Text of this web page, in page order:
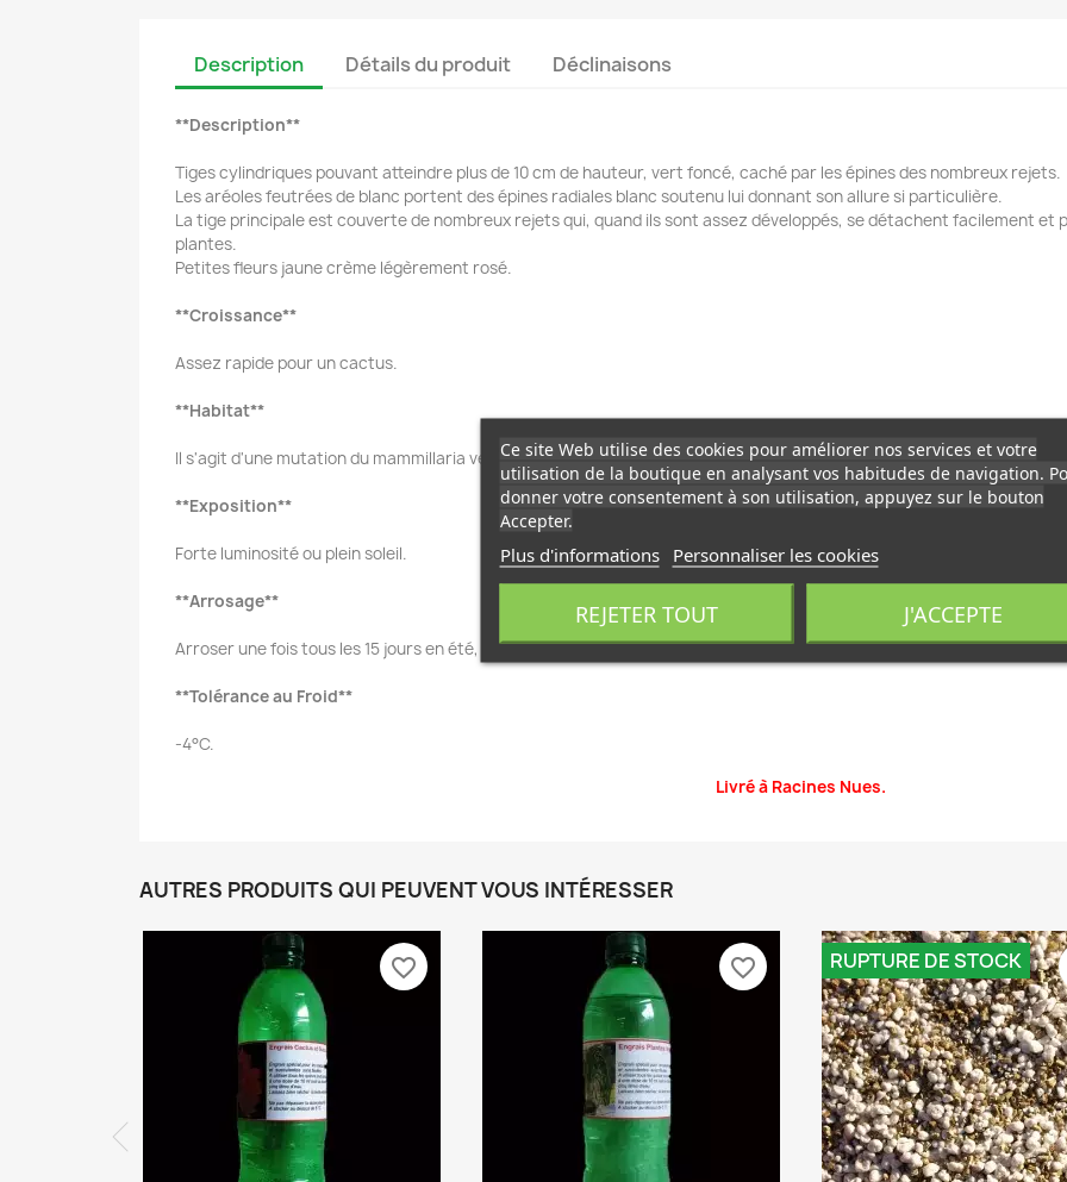
Description Détails du produit Déclinaisons
**Description**
Tiges cylindriques pouvant atteindre plus de 10 cm de hauteur, vert foncé, caché par les épines des nombreux rejets.
Les aréoles feutrées de blanc portent des épines radiales blanc soutenu lui donnant son allure si particulière.
La tige principale est couverte de nombreux rejets qui, quand ils sont assez développés, se détachent facilement
plantes.
Petites fleurs jaune crème légèrement rosé.
**Croissance**
Assez rapide pour un cactus.
**Habitat**
Il s'agit d'une mutation du mammillaria vetula gracilis obtenu en culture.
**Exposition**
Forte luminosité ou plein soleil.
**Arrosage**
Arroser une fois tous les 15 jours en été, moins souvent en hiver.
**Tolérance au Froid**
-4°C.
Livré à Racines Nues.
AUTRES PRODUITS QUI PEUVENT VOUS INTÉRESSER
favorite_border favorite_border RUPTURE DE STOCK
Ce site Web utilise des cookies pour améliorer nos services et votre
utilisation de la boutique en analysant vos habitudes de navigation.
donner votre consentement à son utilisation, appuyez sur le bouton
Accepter.
Plus d'informations Personnaliser les cookies
REJETER TOUT J'ACCEPTE